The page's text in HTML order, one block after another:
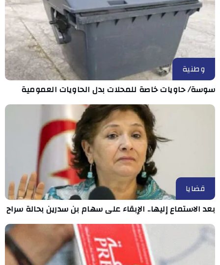
وطنية
سوسة/ حاويات خاصة للمحلات بدل الحاويات العمومية
قضايا
بعد الاستماع إليها.. الإبقاء على سهام بن سدرين بحالة سراح